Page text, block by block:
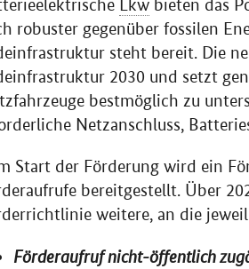
Lkw bieten das
robuster gegenüber fossilen
steht bereit. Die
2030 und setzt
bestmöglich zu
Netzanschluss,
Start der Förderung wird ein
bereitgestellt. Über
weitere, an die
Förderaufruf nicht-öffentlich